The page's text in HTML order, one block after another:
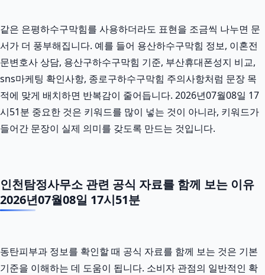
같은 은평하수구막힘를 사용하더라도 표현을 조금씩 나누면 문
서가 더 풍부해집니다. 예를 들어 용산하수구막힘 정보, 이혼전
문변호사 상담, 용산구하수구막힘 기준, 부산휴대폰성지 비교,
sns마케팅 확인사항, 종로구하수구막힘 주의사항처럼 문장 목
적에 맞게 배치하면 반복감이 줄어듭니다. 2026년07월08일 17
시51분 중요한 것은 키워드를 많이 넣는 것이 아니라, 키워드가
들어간 문장이 실제 의미를 갖도록 만드는 것입니다.
인천탐정사무소 관련 공식 자료를 함께 보는 이유
2026년07월08일 17시51분
동탄피부과 정보를 확인할 때 공식 자료를 함께 보는 것은 기본
기준을 이해하는 데 도움이 됩니다. 소비자 관점의 일반적인 확